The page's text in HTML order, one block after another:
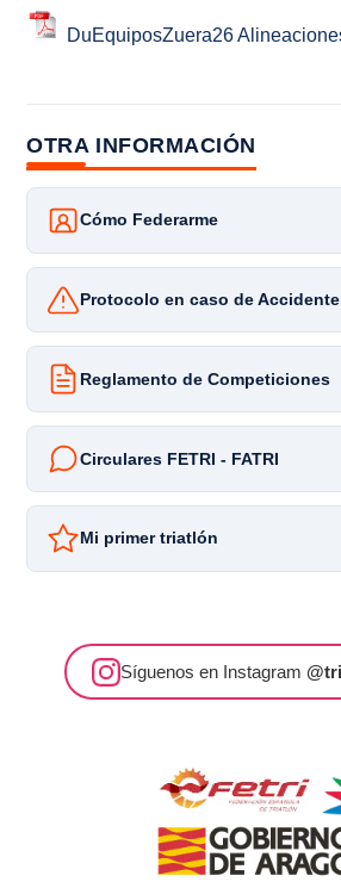
DuEquiposZuera26
OTRA INFORMACIÓN
Cómo Federarme
Protocolo en caso de Accidente
Reglamento de Competiciones
Circulares FETRI - FATRI
Mi primer triatlón
Síguenos en Instagram